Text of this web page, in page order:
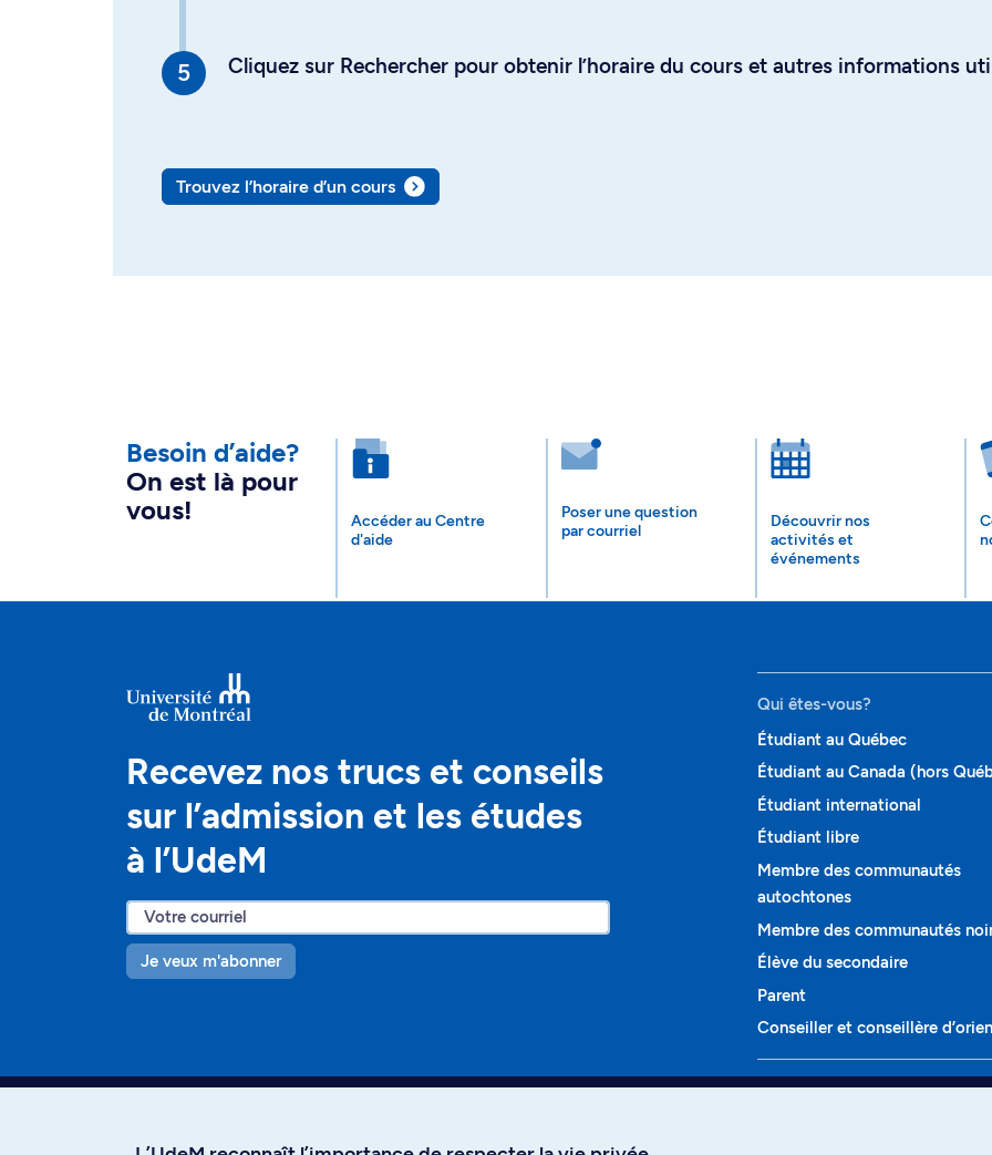
Cliquez sur Rechercher pour obtenir l’horaire du cours et autres informations
Trouvez l’horaire d’un cours
Besoin d’aide?
On est là pour
vous!
Accéder au Centre
d'aide
Poser une question
par courriel
Découvrir nos
activités et
événements
Recevez nos trucs et conseils
sur l’admission et les études
à l’UdeM
Je veux m'abonner
Qui êtes-vous?
Étudiant au Québec
Étudiant au Canada (hors
Étudiant international
Étudiant libre
Membre des communautés
autochtones
Membre des communautés
Élève du secondaire
Parent
Conseiller et conseillère
Programmes et cours